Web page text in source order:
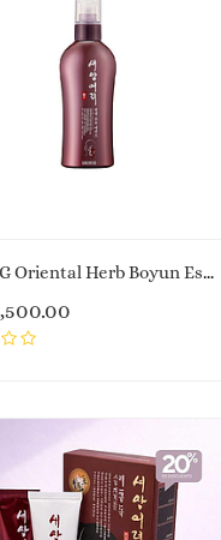
SAEANG Oriental Herb Boyun Essence